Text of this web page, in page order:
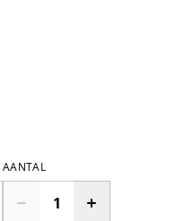
AANTAL